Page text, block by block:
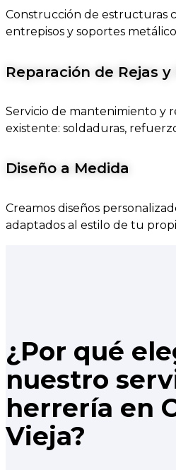
Construcción de estructuras
entrepisos y soportes
Reparación de Rejas
Servicio de mantenimiento y
existente: soldaduras,
Diseño a Medida
Creamos diseños
adaptados al estilo de tu
¿Por qué
nuestro
herrería en
Vieja?